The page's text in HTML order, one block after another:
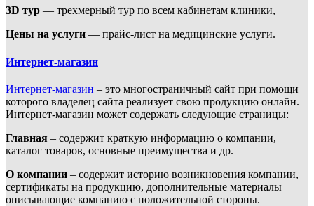
3D тур — трехмерный тур по всем кабинетам клиники,
Цены на услуги — прайс-лист на медицинские услуги.
Интернет-магазин
Интернет-магазин – это многостраничный сайт при помощи
которого владелец сайта реализует свою продукцию онлайн.
Интернет-магазин может содержать следующие страницы:
Главная – содержит краткую информацию о компании,
каталог товаров, основные преимущества и др.
О компании – содержит историю возникновения компании,
сертификаты на продукцию, дополнительные материалы
описывающие компанию с положительной стороны.